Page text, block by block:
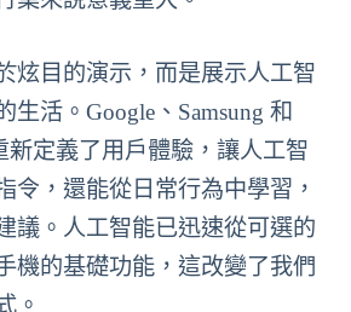
炫目的演示，而是展示人工智
生活。Google、Samsung 和
新定義了用戶體驗，讓人工智
令，還能從日常行為中學習，
議。人工智能已迅速從可選的
機的基礎功能，這改變了我們
。